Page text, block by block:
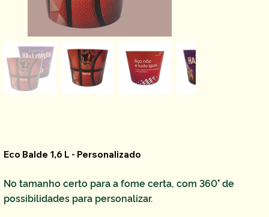
Eco Balde 1,6 L - Personalizado
No tamanho certo para a fome certa, com 360° de
possibilidades para personalizar.